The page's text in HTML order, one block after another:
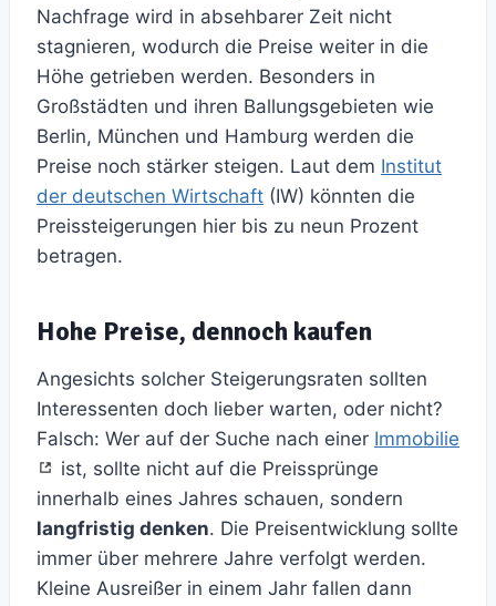
Nachfrage wird in absehbarer Zeit nicht
stagnieren, wodurch die Preise weiter in die
Höhe getrieben werden. Besonders in
Großstädten und ihren Ballungsgebieten wie
Berlin, München und Hamburg werden die
Preise noch stärker steigen. Laut dem Institut
der deutschen Wirtschaft (IW) könnten die
Preissteigerungen hier bis zu neun Prozent
betragen.
Hohe Preise, dennoch kaufen
Angesichts solcher Steigerungsraten sollten
Interessenten doch lieber warten, oder nicht?
Falsch: Wer auf der Suche nach einer Immobilie
ist, sollte nicht auf die Preissprünge
innerhalb eines Jahres schauen, sondern
langfristig denken. Die Preisentwicklung sollte
immer über mehrere Jahre verfolgt werden.
Kleine Ausreißer in einem Jahr fallen dann